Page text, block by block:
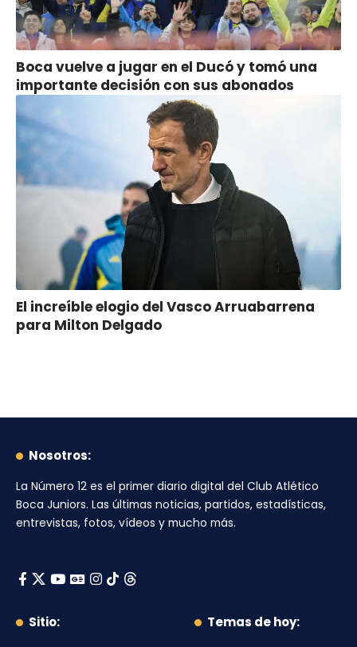
Boca vuelve a jugar en el Ducó y tomó una
importante decisión con sus abonados
El increíble elogio del Vasco Arruabarrena
para Milton Delgado
Nosotros:
La Número 12 es el primer diario digital del Club Atlético
Boca Juniors. Las últimas noticias, partidos, estadísticas,
entrevistas, fotos, vídeos y mucho más.
Sitio: Temas de hoy: